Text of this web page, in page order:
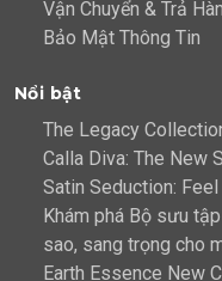
Vận Chuyển & Trả
Bảo Mật Thông Tin
Nổi bật
The Legacy
Calla Diva: The New
Satin Seduction:
Khám phá Bộ sưu
sao, sang trọng cho
Earth Essence New